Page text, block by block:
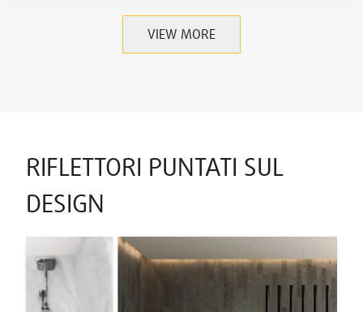
VIEW MORE
RIFLETTORI PUNTATI SUL
DESIGN